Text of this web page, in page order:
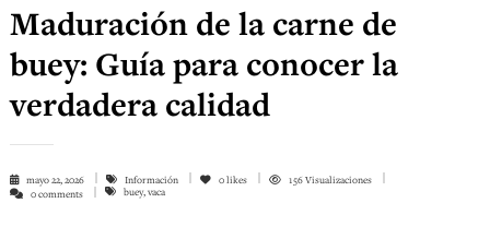
Maduración de la carne de
buey: Guía para conocer la
verdadera calidad
mayo 22, 2026 Información 0likes
156 Visualizaciones
0 comments
buey, vaca